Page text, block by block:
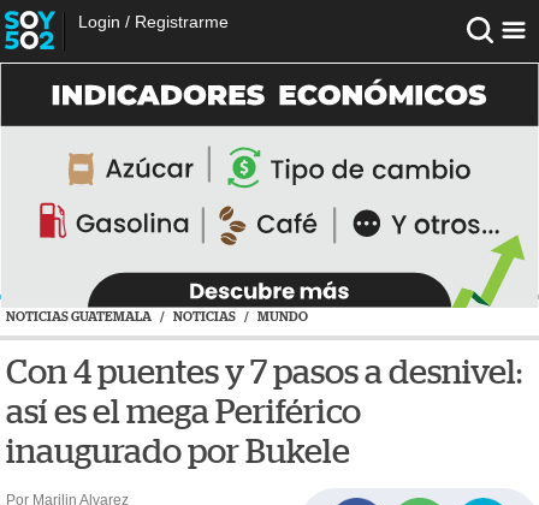
Login / Registrarme
NOTICIAS GUATEMALA / NOTICIAS / MUNDO
Con 4 puentes y 7 pasos a desnivel:
así es el mega Periférico
inaugurado por Bukele
Por Marilin Alvarez